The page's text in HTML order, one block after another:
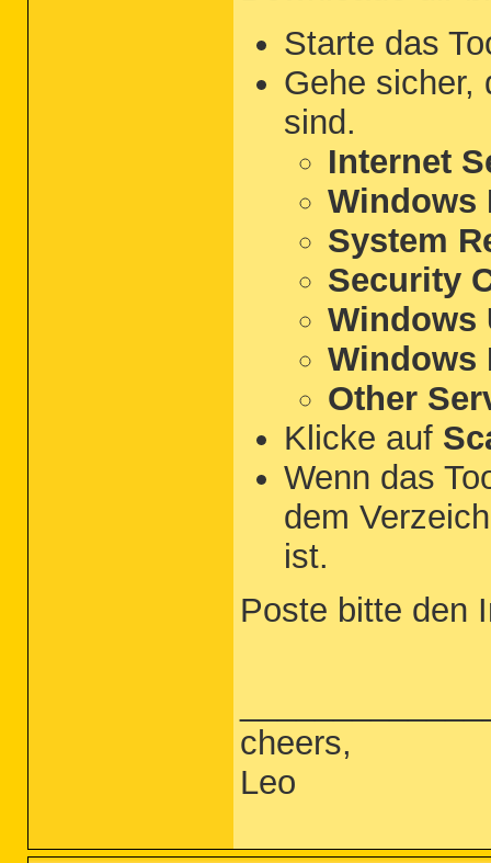
Starte das
Gehe sicher,
sind.
Internet
Windows
System
Security
Windows
Windows
Other
Klicke auf
Wenn das
dem
ist.
Poste bitte den
cheers,
Leo